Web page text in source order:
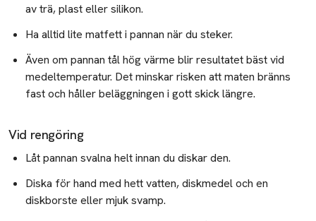
av trä, plast eller silikon.
Ha alltid lite matfett i pannan när du steker.
Även om pannan tål hög värme blir resultatet bäst vid
medeltemperatur. Det minskar risken att maten bränns
fast och håller beläggningen i gott skick längre.
Vid rengöring
Låt pannan svalna helt innan du diskar den.
Diska för hand med hett vatten, diskmedel och en
diskborste eller mjuk svamp.